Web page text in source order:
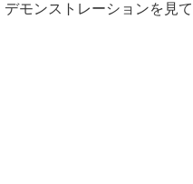
モンストレーションを見